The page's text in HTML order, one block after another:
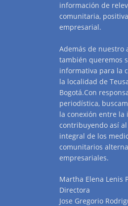
información de
comunitaria,
empresarial.
Además de nuestro
también queremos
informativa para la
la localidad de
Bogotá.Con
periodística,
la conexión entre la
contribuyendo así
integral de los
comunitarios
empresariales.
Martha Elena Lenis
Directora
Jose Gregorio